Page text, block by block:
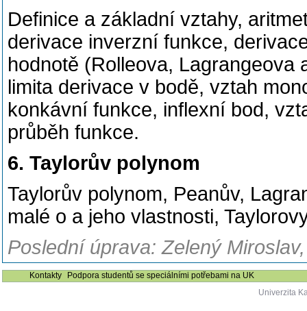
Definice a základní vztahy,
derivace inverzní funkce,
hodnotě (Rolleova, Lagrangeova
limita derivace v bodě, vztah
konkávní funkce, inflexní bod,
průběh funkce.
6. Taylorův polynom
Taylorův polynom, Peanův,
malé o a jeho vlastnosti,
Poslední úprava: Zelený
Kontakty
Podpora studentů se speciálními potřebami na UK
Univerzita